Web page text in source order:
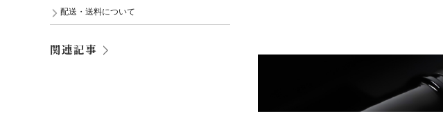
配送・送料について
関連記事